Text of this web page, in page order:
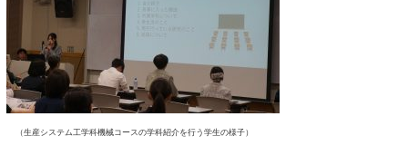
（生産システム工学科機械コースの学科紹介を行う学生の様子）